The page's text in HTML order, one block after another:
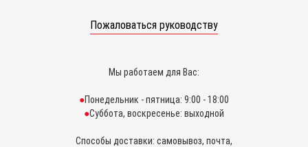
Пожаловаться руководству
Мы работаем для Вас:
Понедельник - пятница: 9:00 - 18:00
Суббота, воскресенье: выходной
Способы доставки: самовывоз, почта,